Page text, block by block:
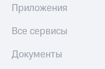
Приложения
Все сервисы
Документы